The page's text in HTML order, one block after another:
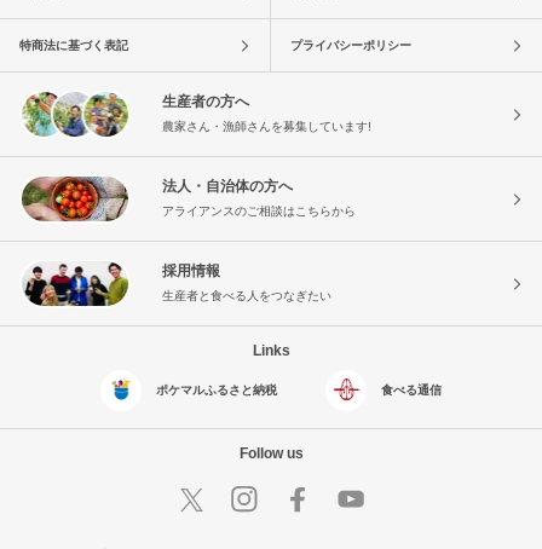
特商法に基づく表記 プライバシーポリシー
生産者の方へ
農家さん・漁師さんを募集しています!
法人・自治体の方へ
アライアンスのご相談はこちらから
採用情報
生産者と食べる人をつなぎたい
Links
ポケマルふるさと納税 食べる通信
Follow us